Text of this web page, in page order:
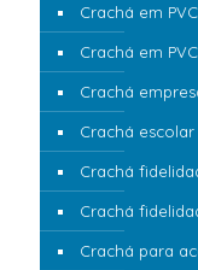
Crachá em
Crachá em
Crachá
Crachá escolar
Crachá
Crachá
Crachá para